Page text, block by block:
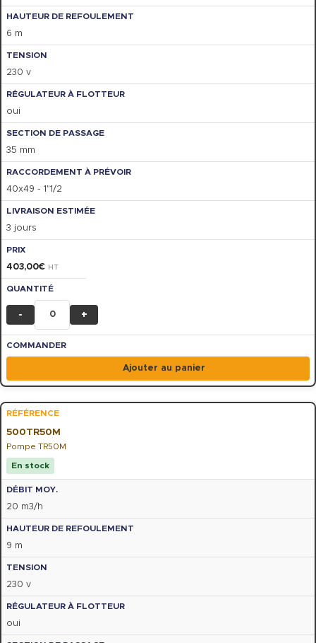
6 m
230 v
oui
35 mm
40x49 - 1"1/2
3 jours
403,00€ HT
- +
Ajouter au panier
500TR50M
Pompe TR50M
En stock
20 m3/h
9 m
230 v
oui